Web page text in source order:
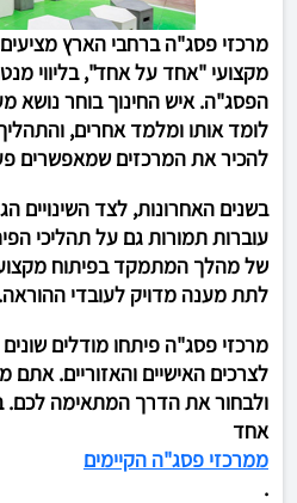
מרכזי פסג"ה ברחבי הארץ מציעים
מקצועי "אחד על אחד", בליווי
הפסג"ה. איש החינוך בוחר נושא
לומד אותו ומלמד אחרים, והתהליך
להכיר את המרכזים שמאפשרים
בשנים האחרונות, לצד השינויים
עוברות תמורות גם על תהליכי
של מהלך המתמקד בפיתוח
לתת מענה מדויק לעובדי ההוראה.
מרכזי פסג"ה פיתחו מודלים שונים
לצרכים האישיים והאזוריים.
ולבחור את הדרך המתאימה לכם.
אחד
ממרכזי פסג"ה הקיימים
.